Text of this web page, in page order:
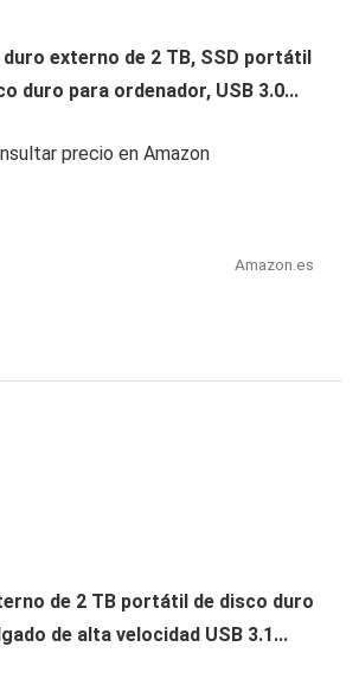
externo de 2 TB, SSD portátil
duro para ordenador, USB 3.0...
precio en Amazon
Amazon.es
de 2 TB portátil de disco duro
de alta velocidad USB 3.1...